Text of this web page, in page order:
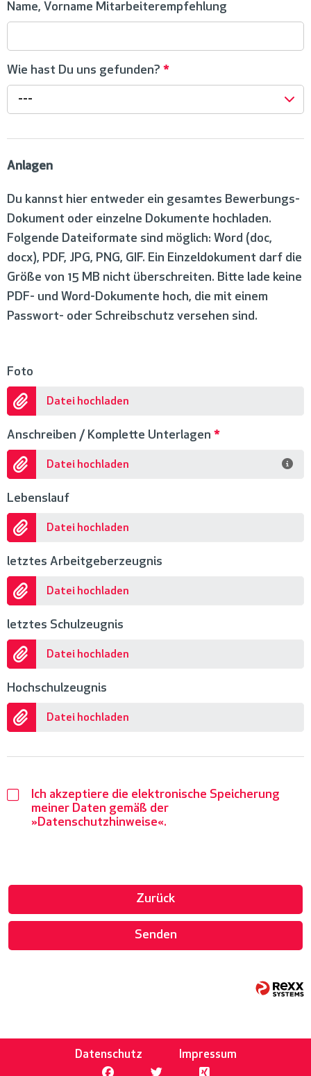
Name, Vorname Mitarbeiterempfehlung
Wie hast Du uns gefunden? *
---
Anlagen
Du kannst hier entweder ein gesamtes Bewerbungs-
Dokument oder einzelne Dokumente hochladen.
Folgende Dateiformate sind möglich: Word (doc,
docx), PDF, JPG, PNG, GIF. Ein Einzeldokument darf die
Größe von 15 MB nicht überschreiten. Bitte lade keine
PDF- und Word-Dokumente hoch, die mit einem
Passwort- oder Schreibschutz versehen sind.
Foto
Datei hochladen
Anschreiben / Komplette Unterlagen *
Datei hochladen
Lebenslauf
Datei hochladen
letztes Arbeitgeberzeugnis
Datei hochladen
letztes Schulzeugnis
Datei hochladen
Hochschulzeugnis
Datei hochladen
Ich akzeptiere die elektronische Speicherung
meiner Daten gemäß der
Datenschutzhinweise .
Zurück
Senden
Datenschutz Impressum